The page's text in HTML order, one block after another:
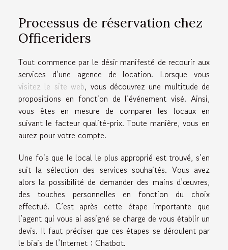
Processus de réservation chez
Officeriders
Tout commence par le désir manifesté de recourir aux
services d’une agence de location. Lorsque vous
visitez le site web, vous découvrez une multitude de
propositions en fonction de l’événement visé. Ainsi,
vous êtes en mesure de comparer les locaux en
suivant le facteur qualité-prix. Toute manière, vous en
aurez pour votre compte.
Une fois que le local le plus approprié est trouvé, s’en
suit la sélection des services souhaités. Vous avez
alors la possibilité de demander des mains d’œuvres,
des touches personnelles en fonction du choix
effectué. C’est après cette étape importante que
l’agent qui vous ai assigné se charge de vous établir un
devis. Il faut préciser que ces étapes se déroulent par
le biais de l’Internet : Chatbot.